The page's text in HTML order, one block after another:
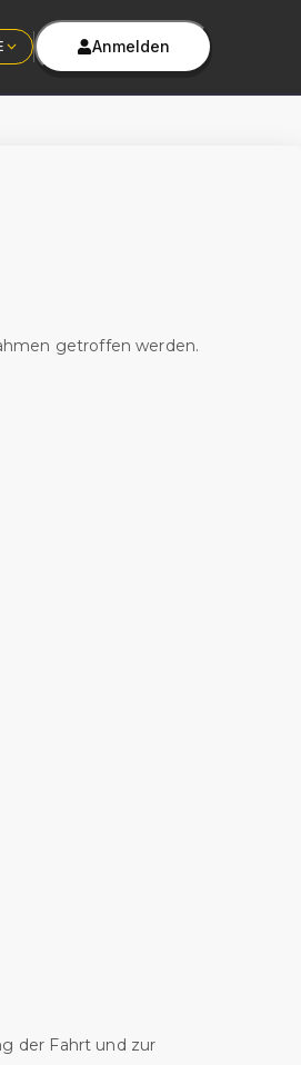
Anmelden
getroffen werden.
der Fahrt und zur